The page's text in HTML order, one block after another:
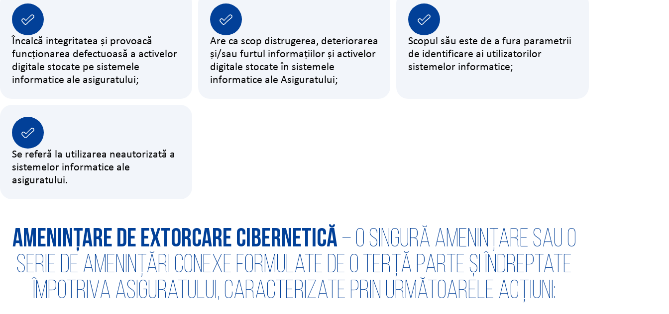
Încalcă integritatea și provoacă
funcționarea defectuoasă a activelor
digitale stocate pe sistemele
informatice ale asiguratului;
Are ca scop distrugerea, deteriorarea
și/sau furtul informațiilor și activelor
digitale stocate în sistemele
informatice ale Asiguratului;
Scopul său este de a fura parametrii
de identificare ai utilizatorilor
sistemelor informatice;
Se referă la utilizarea neautorizată a
sistemelor informatice ale
asiguratului.
Amenințare de extorcare cibernetică– o singură amenințare sau o
serie de amenințări conexe formulate de o terță parte și îndreptate
împotriva Asiguratului, caracterizate prin următoarele acțiuni: